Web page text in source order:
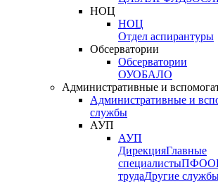
НОЦ
НОЦ
Отдел аспирантуры
Обсерватории
Обсерватории
ОУОБАЛО
Административные и
Административные и
службы
АУП
АУП
ДирекцияГлавные
специалистыПФО
трудаДругие